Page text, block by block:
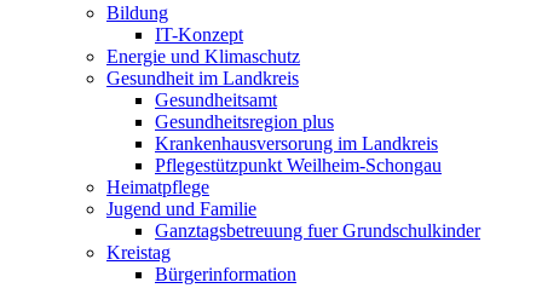
Bildung
IT-Konzept
Energie und Klimaschutz
Gesundheit im Landkreis
Gesundheitsamt
Gesundheitsregion plus
Krankenhausversorung im Landkreis
Pflegestützpunkt Weilheim-Schongau
Heimatpflege
Jugend und Familie
Ganztagsbetreuung fuer Grundschulkinder
Kreistag
Bürgerinformation